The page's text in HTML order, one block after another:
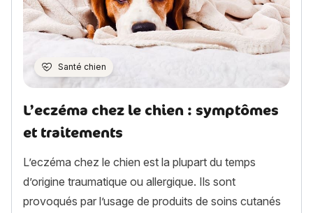
Santé chien
L’eczéma chez le chien : symptômes
et traitements
L’eczéma chez le chien est la plupart du temps
d’origine traumatique ou allergique. Ils sont
provoqués par l’usage de produits de soins cutanés